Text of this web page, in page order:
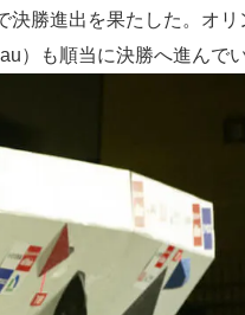
勝進出を果たした。オ
au）も順当に決勝へ進んでい